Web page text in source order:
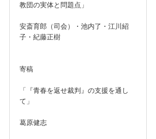
教団の実体と問題点」
安斎育郎（司会）・池内了・江川紹
子・紀藤正樹
寄稿
「『青春を返せ裁判』の支援を通し
て」
葛原健志